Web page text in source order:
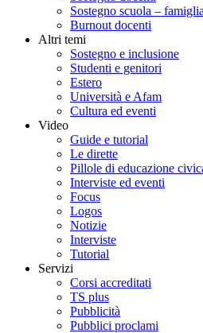
Sostegno scuola – famiglia
Burnout docenti
Altri temi
Sostegno e inclusione
Studenti e genitori
Estero
Università e Afam
Cultura ed eventi
Video
Guide e tutorial
Le dirette
Pillole di educazione
Interviste ed eventi
Focus
Logos
Notizie
Interviste
Tutorial
Servizi
Corsi accreditati
TS plus
Pubblicità
Pubblici proclami